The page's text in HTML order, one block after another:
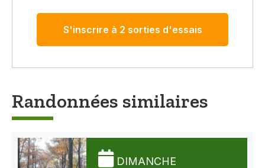
S'inscrire à 2 sorties d'essais
Randonnées similaires
DIMANCHE